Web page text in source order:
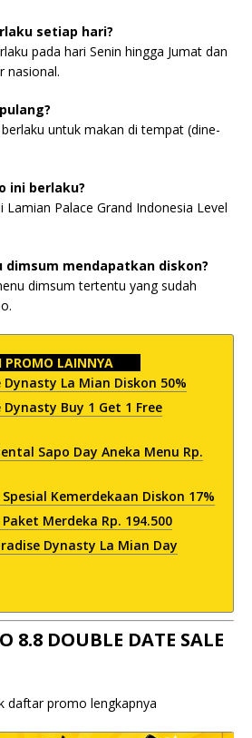
setiap hari?
pada hari Senin hingga Jumat dan
nasional.
untuk makan di tempat (dine-
ini berlaku?
Palace Grand Indonesia Level
dimsum mendapatkan diskon?
dimsum tertentu yang sudah
PROMO LAINNYA
Dynasty La Mian Diskon 50%
Buy 1 Get 1 Free
Sapo Day Aneka Menu Rp.
Kemerdekaan Diskon 17%
Merdeka Rp. 194.500
Dynasty La Mian Day
8.8 DOUBLE DATE SALE
daftar promo lengkapnya